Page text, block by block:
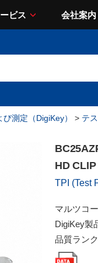
ビス 会社案内
測定（DigiKey） > テ
HD
TPI (Test
マルツコ
DigiKey製
品質ランク